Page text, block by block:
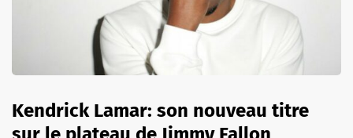
Kendrick Lamar: son nouveau titre